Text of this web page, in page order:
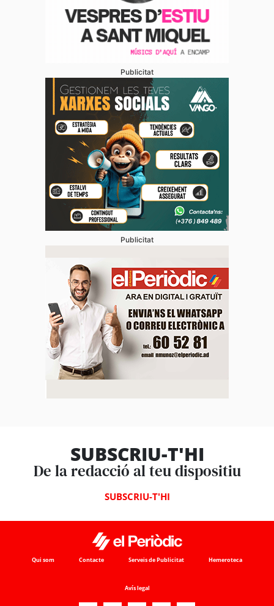
Publicitat
Publicitat
SUBSCRIU-T'HI
De la redacció al teu dispositiu
SUBSCRIU-T'HI
Qui som Contacte Serveis de Publicitat Hemeroteca
Avís legal